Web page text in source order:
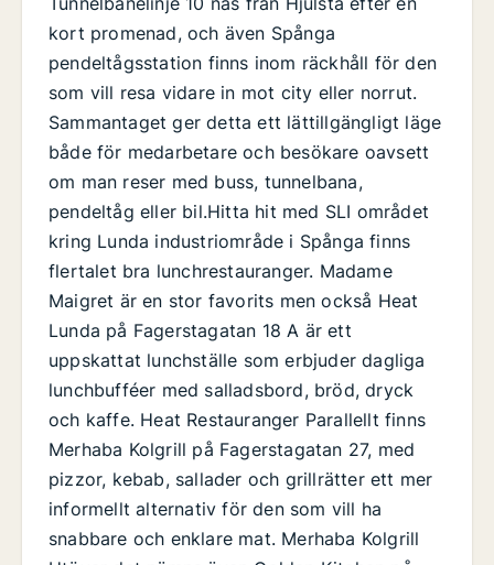
kort promenad, och även Spånga
pendeltågsstation finns inom räckhåll för den
som vill resa vidare in mot city eller norrut.
Sammantaget ger detta ett lättillgängligt läge
både för medarbetare och besökare oavsett
om man reser med buss, tunnelbana,
pendeltåg eller bil.Hitta hit med SLI området
kring Lunda industriområde i Spånga finns
flertalet bra lunchrestauranger. Madame
Maigret är en stor favorits men också Heat
Lunda på Fagerstagatan 18 A är ett
uppskattat lunchställe som erbjuder dagliga
lunchbufféer med salladsbord, bröd, dryck
och kaffe. Heat Restauranger Parallellt finns
Merhaba Kolgrill på Fagerstagatan 27, med
pizzor, kebab, sallader och grillrätter ett mer
informellt alternativ för den som vill ha
snabbare och enklare mat. Merhaba Kolgrill